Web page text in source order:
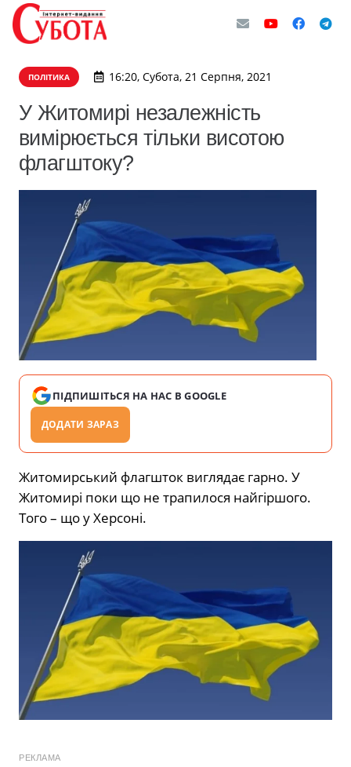
ПОЛІТИКА 16:20, Субота, 21 Серпня, 2021
У Житомирі незалежність
вимірюється тільки висотою
флагштоку?
ПІДПИШІТЬСЯ НА НАС В GOOGLE
ДОДАТИ ЗАРАЗ
Житомирський флагшток виглядає гарно. У
Житомирі поки що не трапилося найгіршого.
Того – що у Херсоні.
РЕКЛАМА